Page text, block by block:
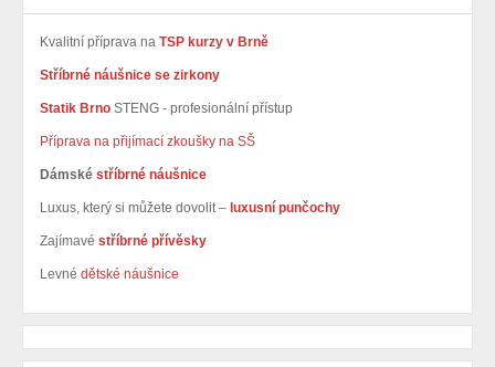
Kvalitní příprava na TSP kurzy v Brně
Stříbrné náušnice se zirkony
Statik Brno STENG - profesionální přístup
Příprava na přijímací zkoušky na SŠ
Dámské stříbrné náušnice
Luxus, který si můžete dovolit – luxusní punčochy
Zajímavé stříbrné přívěsky
Levné dětské náušnice